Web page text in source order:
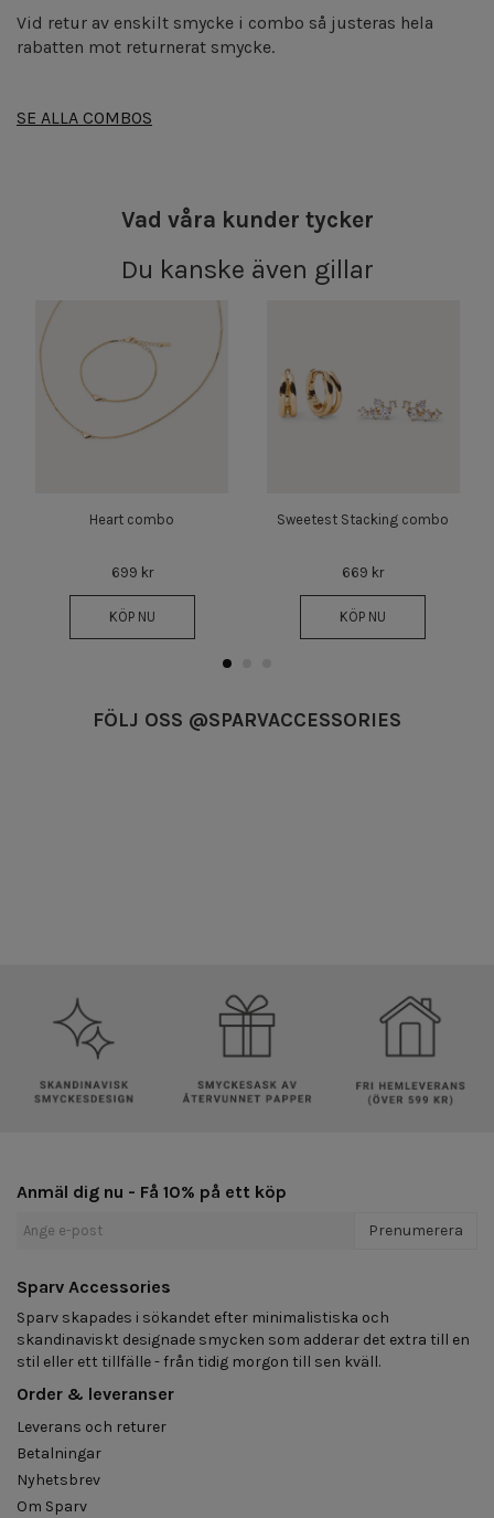
Vid retur av enskilt smycke i combo så justeras hela
rabatten mot returnerat smycke.
SE ALLA COMBOS
Vad våra kunder tycker
Du kanske även gillar
Heart combo
699 kr
KÖP NU
Sweetest Stacking combo
669 kr
KÖP NU
FÖLJ OSS @SPARVACCESSORIES
Anmäl dig nu - Få 10% på ett köp
Prenumerera
Sparv Accessories
Sparv skapades i sökandet efter minimalistiska och
skandinaviskt designade smycken som adderar det extra till en
stil eller ett tillfälle - från tidig morgon till sen kväll.
Order & leveranser
Leverans och returer
Betalningar
Nyhetsbrev
Om Sparv